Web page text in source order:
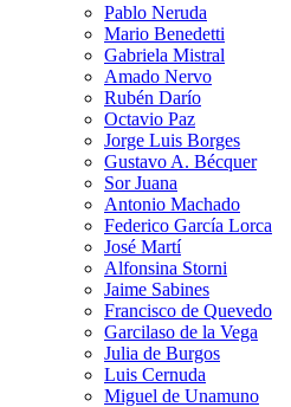
Pablo Neruda
Mario Benedetti
Gabriela Mistral
Amado Nervo
Rubén Darío
Octavio Paz
Jorge Luis Borges
Gustavo A. Bécquer
Sor Juana
Antonio Machado
Federico García Lorca
José Martí
Alfonsina Storni
Jaime Sabines
Francisco de Quevedo
Garcilaso de la Vega
Julia de Burgos
Luis Cernuda
Miguel de Unamuno